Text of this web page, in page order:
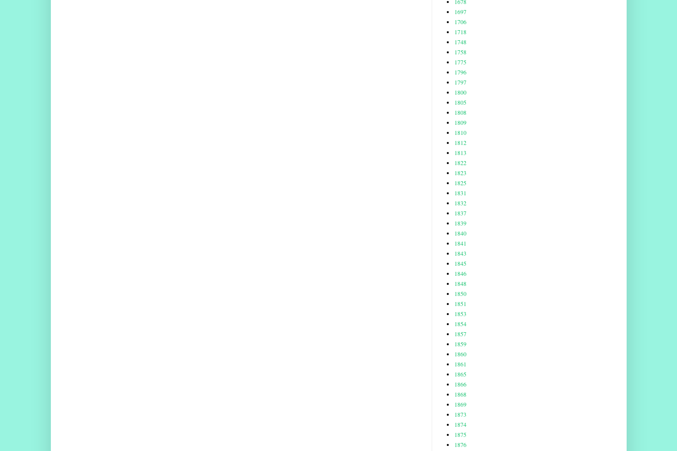
1697
1706
1718
1748
1758
1775
1796
1797
1800
1805
1808
1809
1810
1812
1813
1822
1823
1825
1831
1832
1837
1839
1840
1841
1843
1845
1846
1848
1850
1851
1853
1854
1857
1859
1860
1861
1865
1866
1868
1869
1873
1874
1875
1876